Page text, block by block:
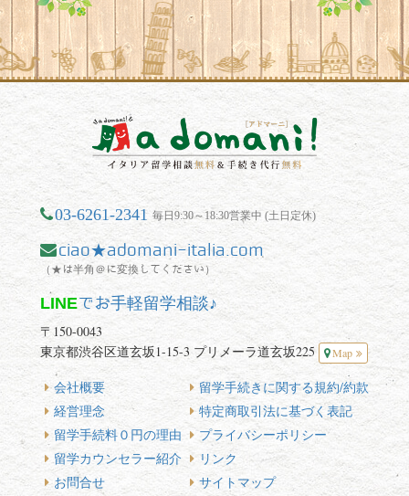
03-6261-2341 毎日9:30～18:30営業中 (土日定休)
ciao★adomani-italia.com
（★は半角＠に変換してください）
LINEでお手軽留学相談♪
〒150-0043
東京都渋谷区道玄坂1-15-3 プリメーラ道玄坂225
Map
会社概要
経営理念
留学手続料０円の理由
留学カウンセラー紹介
お問合せ
留学手続きに関する規約/約款
特定商取引法に基づく表記
プライバシーポリシー
リンク
サイトマップ